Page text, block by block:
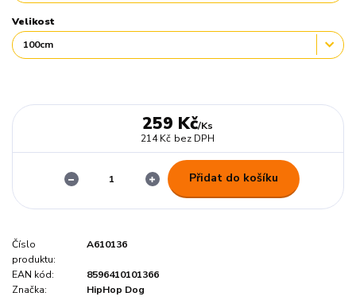
Velikost
259 Kč/Ks
214 Kč bez DPH
Přidat do košíku
Číslo
produktu:
A610136
EAN kód:
8596410101366
Značka:
HipHop Dog